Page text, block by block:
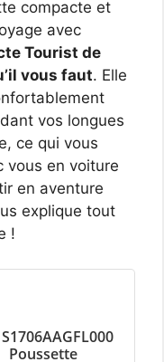
compacte et
avec
Tourist de
vous faut. Elle
vos longues
ce qui vous
vous en voiture
en aventure
explique tout
!
Poussette